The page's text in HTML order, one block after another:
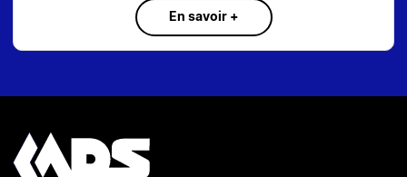
En savoir +